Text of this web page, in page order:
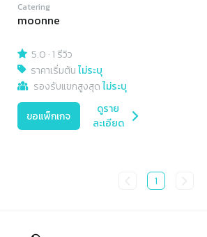
Catering
moonne
5.0 ·1 รีวิว
ราคาเริ่มต้นไม่ระบุ
รองรับแขกสูงสุดไม่ระบุ
ขอแพ็กเกจ
ดูราย
ละเอียด
1